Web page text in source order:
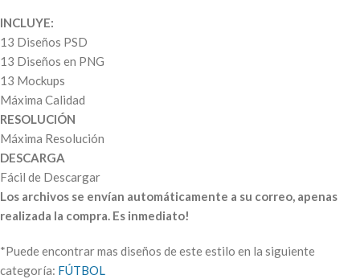
INCLUYE:
13 Diseños PSD
13 Diseños en PNG
13 Mockups
Máxima Calidad
RESOLUCIÓN
Máxima Resolución
DESCARGA
Fácil de Descargar
Los archivos se envían automáticamente a su correo, apenas
realizada la compra. Es inmediato!
*Puede encontrar mas diseños de este estilo en la siguiente
categoría: FÚTBOL